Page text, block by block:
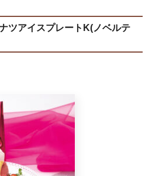
ツアイスプレートK(ノベルテ